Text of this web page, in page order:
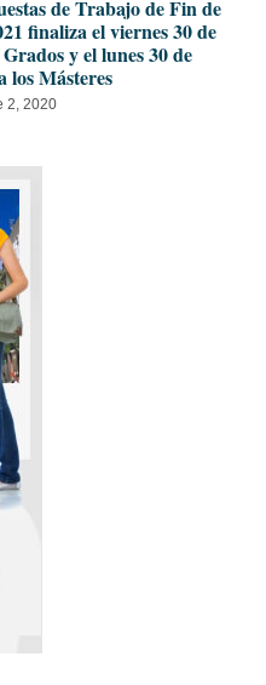
de Trabajo de Fin de
finaliza el viernes 30 de
y el lunes 30 de
los Másteres
2, 2020